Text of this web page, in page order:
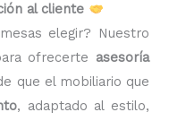
al cliente
elegir? Nuestro
ofrecerte asesoría
que el mobiliario que
, adaptado al estilo,